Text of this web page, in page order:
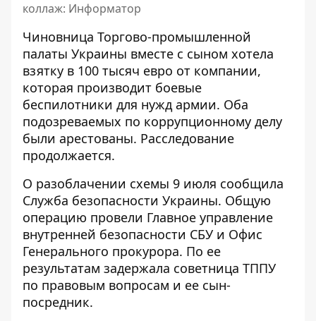
коллаж: Информатор
Чиновница Торгово-промышленной
палаты Украины вместе с сыном хотела
взятку в 100 тысяч евро от компании,
которая производит боевые
беспилотники для нужд армии. Оба
подозреваемых по коррупционному делу
были арестованы. Расследование
продолжается.
О разоблачении схемы 9 июля сообщила
Служба безопасности Украины. Общую
операцию провели Главное управление
внутренней безопасности СБУ и Офис
Генерального прокурора. По ее
результатам задержала советница ТППУ
по правовым вопросам и ее сын-
посредник.